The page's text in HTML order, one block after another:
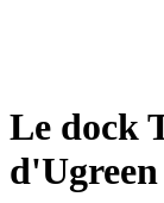
Le dock